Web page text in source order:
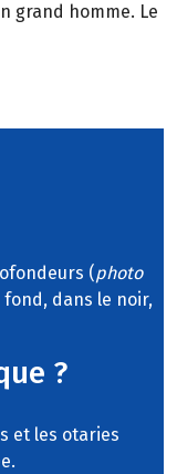
grand homme. Le
(photo
dans le noir,
?
et les otaries